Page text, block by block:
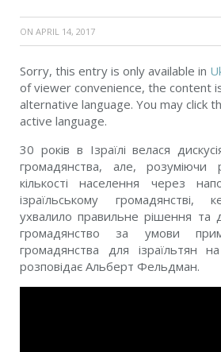
ON APRIL 14, 2017
Sorry, this entry is only available in
of viewer convenience, the content
alternative language. You may click
active language.
30 років в Ізраїлі велася
громадянства, але, розуміючи
кількості населення через
ізраїльському громадянстві,
ухвалило правильне рішення та
громадянство за умови
громадянства для ізраїльтян на
розповідає Альберт Фельдман.